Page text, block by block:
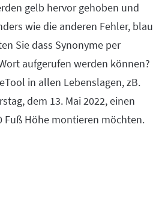
gelb hervor gehoben und
wie die anderen Fehler, blau
Sie dass Synonyme per
aufgerufen werden können?
in allen Lebenslagen, zB.
dem 13. Mai 2022, einen
Fuß Höhe montieren möchten.